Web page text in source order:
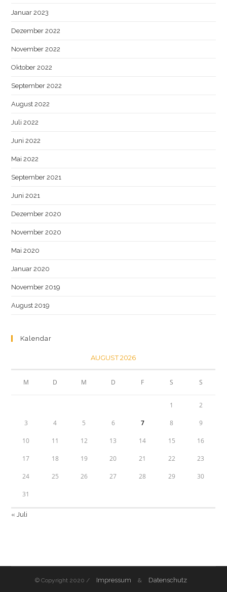
Januar 2023
Dezember 2022
November 2022
Oktober 2022
September 2022
August 2022
Juli 2022
Juni 2022
Mai 2022
September 2021
Juni 2021
Dezember 2020
November 2020
Mai 2020
Januar 2020
November 2019
August 2019
Kalendar
AUGUST 2026
M D M D F S S
1 2
3 4 5 6 7 8 9
10 11 12 13 14 15 16
17 18 19 20 21 22 23
24 25 26 27 28 29 30
31
« Juli
© Copyright 2020 / Impressum & Datenschutz